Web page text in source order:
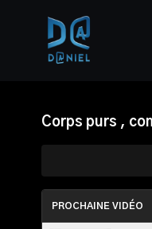
Corps purs ,
PROCHAINE VIDÉO